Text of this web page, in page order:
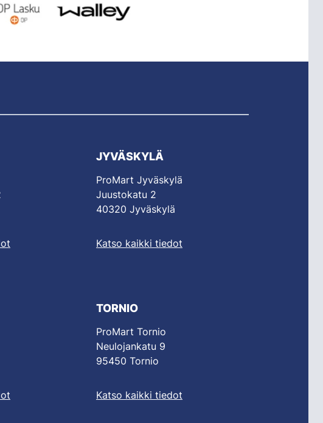
JYVÄSKYLÄ
ProMart Jyväskylä
Juustokatu 2
40320 Jyväskylä
Katso kaikki tiedot
TORNIO
ProMart Tornio
Neulojankatu 9
95450 Tornio
Katso kaikki tiedot